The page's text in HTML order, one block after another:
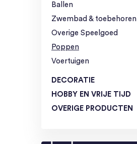
Ballen
Zwembad & toebehoren
Overige Speelgoed
Poppen
Voertuigen
DECORATIE
HOBBY EN VRIJE TIJD
OVERIGE PRODUCTEN